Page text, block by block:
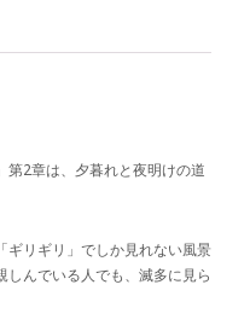
第2章は、夕暮れと夜明けの道
ギリギリ」でしか見れない風景
んでいる人でも、滅多に見ら